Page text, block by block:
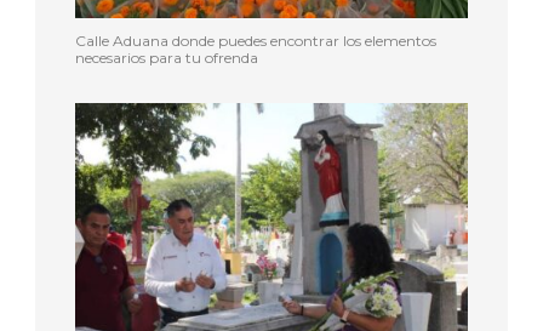
Calle Aduana donde puedes encontrar los elementos
necesarios para tu ofrenda